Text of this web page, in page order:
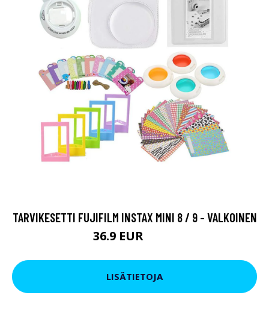
TARVIKESETTI FUJIFILM INSTAX MINI 8 / 9 - VALKOINEN
36.9 EUR
LISÄTIETOJA